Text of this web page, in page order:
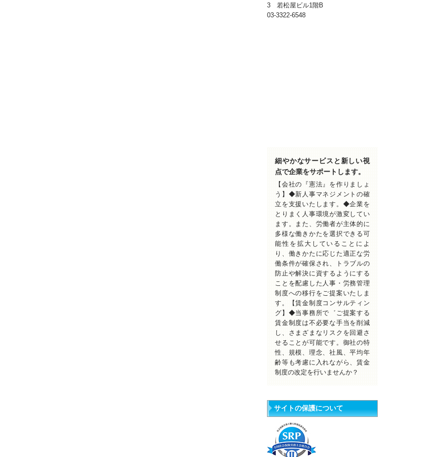
3 若松屋ビル1階B
03-3322-6548
細やかなサービスと新しい視
点で企業をサポートします。
【会社の『憲法』を作りましょ
う】◆新人事マネジメントの確
立を支援いたします。◆企業を
とりまく人事環境が激変してい
ます。また、労働者が主体的に
多様な働きかたを選択できる可
能性を拡大していることによ
り、働きかたに応じた適正な労
働条件が確保され、トラブルの
防止や解決に資するようにする
ことを配慮した人事・労務管理
制度への移行をご提案いたしま
す。【賃金制度コンサルティン
グ】◆当事務所で゛ご提案する
賃金制度は不必要な手当を削減
し、さまざまなリスクを回避さ
せることが可能です。御社の特
性、規模、理念、社風、平均年
齢等も考慮に入れながら、賃金
制度の改定を行いませんか？
サイトの保護について